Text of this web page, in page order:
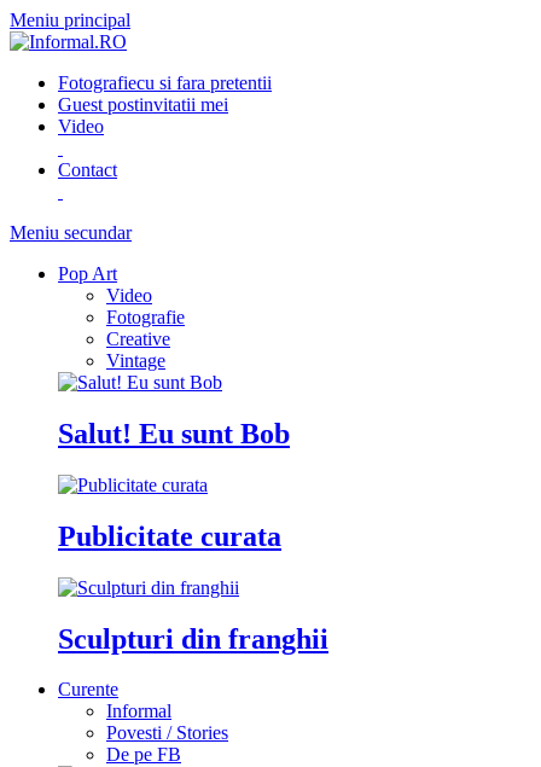
Meniu principal
Fotografiecu si fara pretentii
Guest postinvitatii mei
Video
Contact
Meniu secundar
Pop Art
Video
Fotografie
Creative
Vintage
Salut! Eu sunt Bob
Publicitate curata
Sculpturi din franghii
Curente
Informal
Povesti / Stories
De pe FB